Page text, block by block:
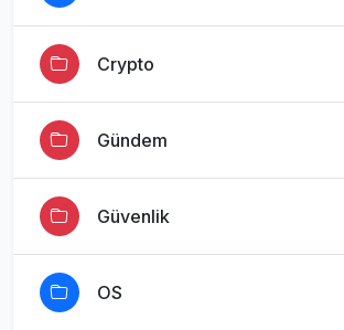
Crypto
Gündem
Güvenlik
OS